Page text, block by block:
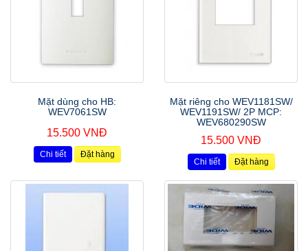
Mặt dùng cho HB:
WEV7061SW
15.500 VNĐ
Chi tiết Đặt hàng
Mặt riêng cho WEV1181SW/
WEV1191SW/ 2P MCP:
WEV680290SW
15.500 VNĐ
Chi tiết Đặt hàng